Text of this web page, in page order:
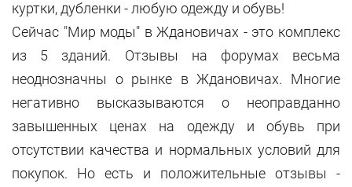
куртки, дубленки - любую одежду и обувь!
Сейчас "Мир моды" в Ждановичах - это комплекс
из 5 зданий. Отзывы на форумах весьма
неоднозначны о рынке в Ждановичах. Многие
негативно высказываются о неоправданно
завышенных ценах на одежду и обувь при
отсутствии качества и нормальных условий для
покупок. Но есть и положительные отзывы -